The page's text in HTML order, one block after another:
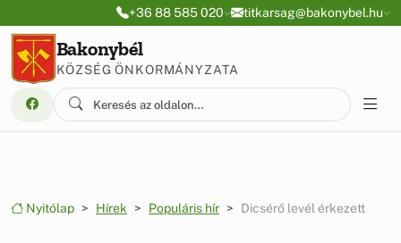
Ugrás a menüre
Ugrás a tartalomra+36 88 585 020 titkarsag@bakonybel.hu
Bakonybél
KÖZSÉG ÖNKORMÁNYZATA
Nyitólap Hírek Populáris hír Dicsérő levél érkezett